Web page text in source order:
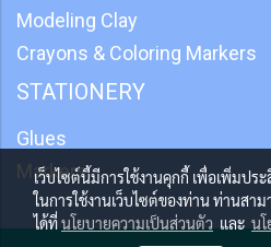
Modeling Clay
Crayons & Coloring Markers
STATIONERY
Glues
Markers
เว็บไซต์นี้มีการใช้งานคุกกี้ เพื่อเพิ่มป
ในการใช้งานเว็บไซต์ของท่าน ท่านสา
ได้ที่นโยบายความเป็นส่วนตัว และ น